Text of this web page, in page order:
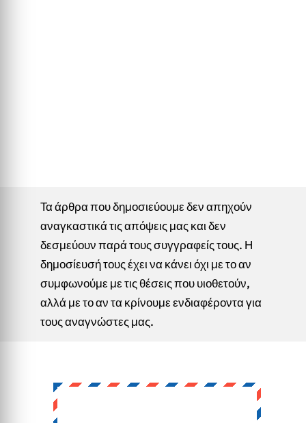
Τα άρθρα που δημοσιεύουμε δεν απηχούν
αναγκαστικά τις απόψεις μας και δεν
δεσμεύουν παρά τους συγγραφείς τους. Η
δημοσίευσή τους έχει να κάνει όχι με το αν
συμφωνούμε με τις θέσεις που υιοθετούν,
αλλά με το αν τα κρίνουμε ενδιαφέροντα για
τους αναγνώστες μας.